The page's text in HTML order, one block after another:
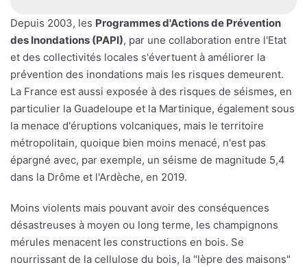
Depuis 2003, les Programmes d'Actions de Prévention
des Inondations (PAPI), par une collaboration entre l'Etat
et des collectivités locales s'évertuent à améliorer la
prévention des inondations mais les risques demeurent.
La France est aussi exposée à des risques de séismes, en
particulier la Guadeloupe et la Martinique, également sous
la menace d'éruptions volcaniques, mais le territoire
métropolitain, quoique bien moins menacé, n'est pas
épargné avec, par exemple, un séisme de magnitude 5,4
dans la Drôme et l'Ardèche, en 2019.
Moins violents mais pouvant avoir des conséquences
désastreuses à moyen ou long terme, les champignons
mérules menacent les constructions en bois. Se
nourrissant de la cellulose du bois, la "lèpre des maisons"